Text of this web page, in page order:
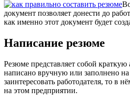
документ позволяет донести до
как именно этот документ будет
Написание резюме
Резюме представляет собой
написано вручную или заполнено
заинтересовать работодателя, то в
на этом предприятии.